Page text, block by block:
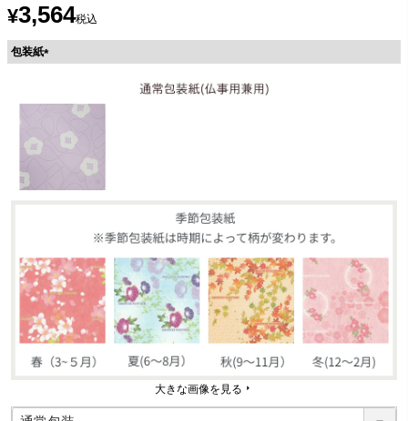
¥3,564税込
包装紙
須
大きな画像を見る